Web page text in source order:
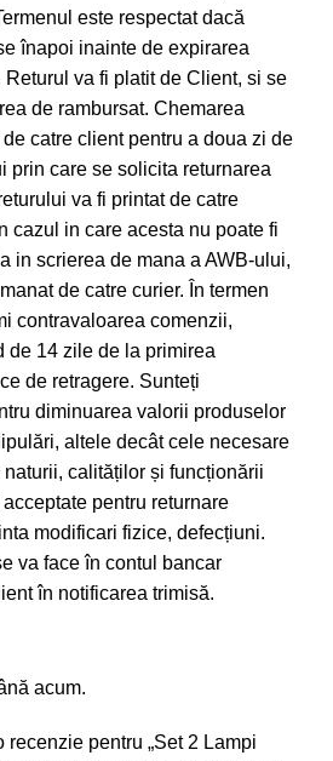
este respectat dacă
înapoi inainte de expirarea
va fi platit de Client, si se
de rambursat. Chemarea
catre client pentru a doua zi de
prin care se solicita returnarea
va fi printat de catre
cazul in care acesta nu poate fi
in scrierea de mana a AWB-ului,
de catre curier. În termen
contravaloarea comenzii,
de 14 zile de la primirea
de retragere. Sunteți
diminuarea valorii produselor
altele decât cele necesare
calităților și funcționării
pentru returnare
modificari fizice, defecțiuni.
va face în contul bancar
în notificarea trimisă.
acum.
recenzie pentru „Set 2 Lampi